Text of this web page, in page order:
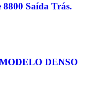
Saída Trás.
DENSO